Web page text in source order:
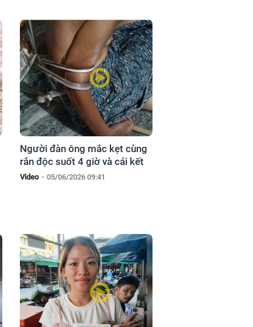
Người đàn ông mắc kẹt cùng
rắn độc suốt 4 giờ và cái kết
Video - 05/06/2026 09:41